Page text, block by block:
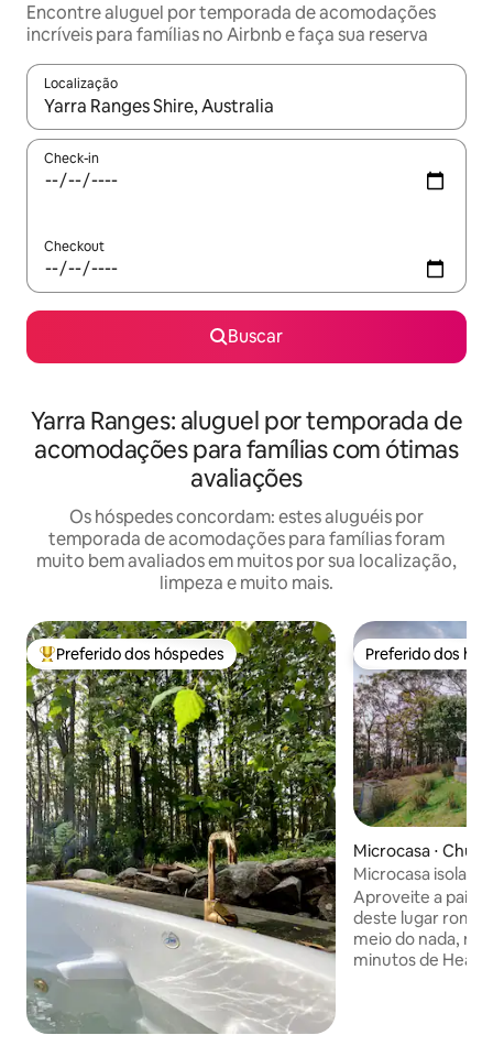
Encontre aluguel por temporada de acomodações
incríveis para famílias no Airbnb e faça sua reserva
Localização
Quando os resultados estiverem disponíveis, explore-os
Check-in
Checkout
Buscar
Yarra Ranges: aluguel por temporada de
acomodações para famílias com ótimas
avaliações
Os hóspedes concordam: estes aluguéis por
temporada de acomodações para famílias foram
muito bem avaliados em muitos por sua localização,
limpeza e muito mais.
Entre os melhores preferidos dos hóspedes
Preferido dos hóspedes Preferido dos
Preferido dos
Microcasa ⋅
Microcasa
com banheira no
Aproveite a
deste lugar
meio do nada,
minutos de Healesville.